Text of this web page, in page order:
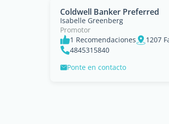
Coldwell Banker Preferred
Isabelle Greenberg
Promotor
1 Recomendaciones
4845315840
Ponte en contacto